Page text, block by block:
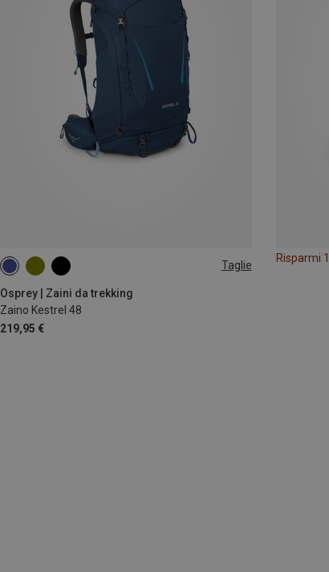
Taglie
Osprey | Zaini da trekking
Zaino Kestrel 48
219,95 €
48L | L-XL
Risparmi